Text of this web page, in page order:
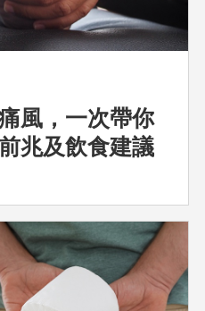
風，一次帶你
兆及飲食建議